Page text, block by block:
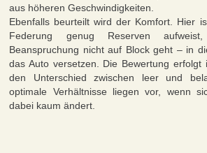
aus höheren Geschwindigkeiten.
Ebenfalls beurteilt wird der Komfort. Hier
Federung genug Reserven
Beanspruchung nicht auf Block geht – in
das Auto versetzen. Die Bewertung erfolgt
den Unterschied zwischen leer und
optimale Verhältnisse liegen vor, wenn
dabei kaum ändert.